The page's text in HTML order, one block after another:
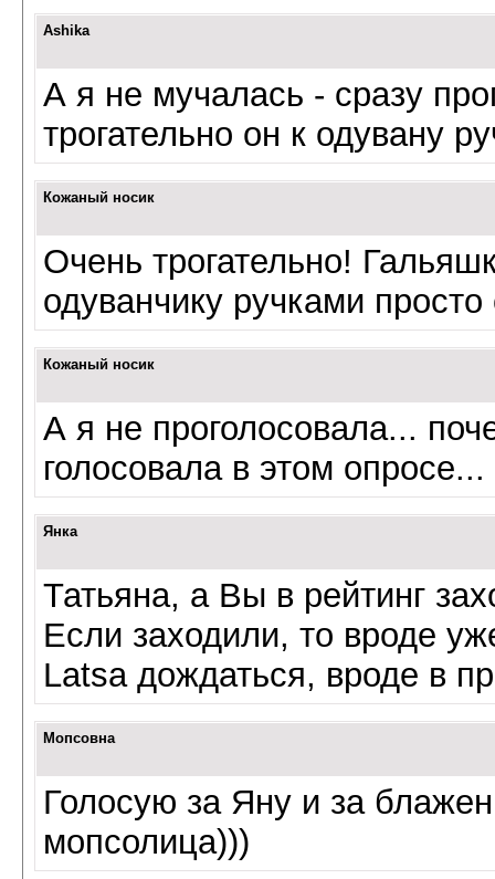
Ashika
А я не мучалась - сразу
трогательно он к одувану
Кожаный носик
Очень трогательно!
одуванчику ручками
Кожаный носик
А я не проголосовала...
голосовала в этом опросе...
Янка
Татьяна, а Вы в рейтинг
Если заходили, то вроде
Latsa дождаться, вроде в
Мопсовна
Голосую за Яну и за
мопсолица)))